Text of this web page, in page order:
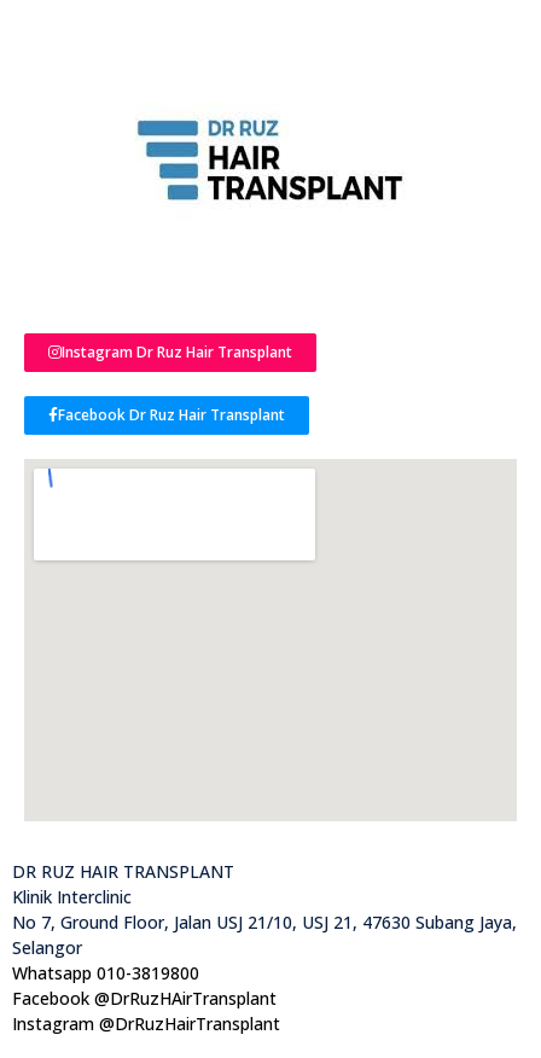
Instagram Dr Ruz Hair Transplant
Facebook Dr Ruz Hair Transplant
DR RUZ HAIR TRANSPLANT
Klinik Interclinic
No 7, Ground Floor, Jalan USJ 21/10, USJ 21, 47630 Subang Jaya,
Selangor
Whatsapp 010-3819800
Facebook @DrRuzHAirTransplant
Instagram @DrRuzHairTransplant